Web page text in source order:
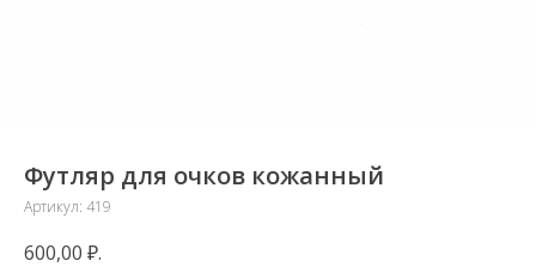
Футляр для очков кожанный
Артикул: 419
600,00 ₽.